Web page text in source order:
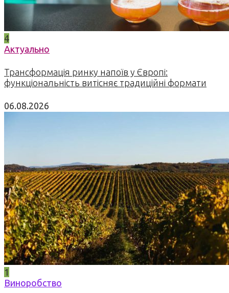
4
Актуально
Трансформація ринку напоїв у Європі:
функціональність витісняє традиційні формати
06.08.2026
1
Виноробство